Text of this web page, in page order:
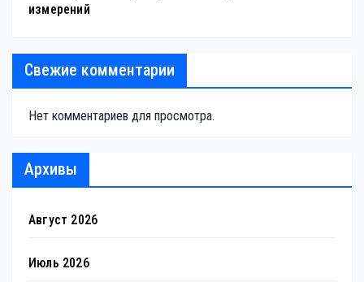
измерений
Свежие комментарии
Нет комментариев для просмотра.
Архивы
Август 2026
Июль 2026